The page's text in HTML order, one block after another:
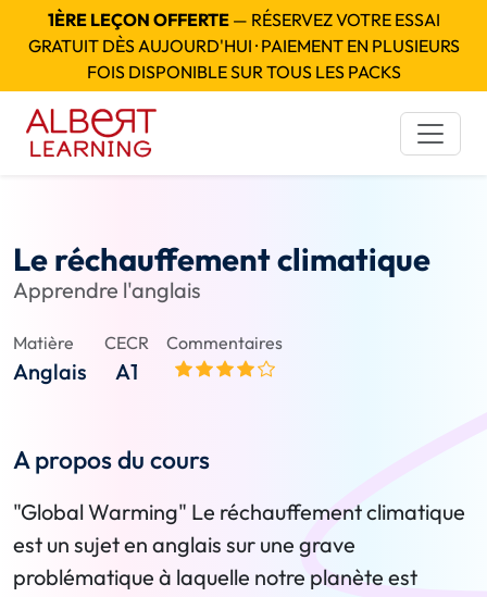
1ÈRE LEÇON OFFERTE— RÉSERVEZ VOTRE ESSAI
GRATUIT DÈS AUJOURD'HUI · PAIEMENT EN PLUSIEURS
FOIS DISPONIBLE SUR TOUS LES PACKS
Le réchauffement climatique
Apprendre l'anglais
Matière
Anglais
CECR
A1
Commentaires
A propos du cours
"Global Warming" Le réchauffement climatique
est un sujet en anglais sur une grave
problématique à laquelle notre planète est